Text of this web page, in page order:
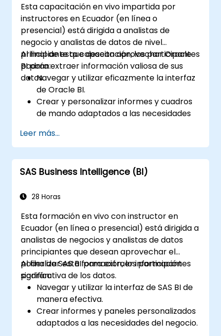
Esta capacitación en vivo impartida por
instructores en Ecuador (en línea o
presencial) está dirigida a analistas de
negocio y analistas de datos de nivel
principiante que desean aprovechar Oracle
BI para extraer información valiosa de sus
datos.
Al final de esta capacitación, los participantes
podrán:
Navegar y utilizar eficazmente la interfaz
de Oracle BI.
Crear y personalizar informes y cuadros
de mando adaptados a las necesidades
Realizar análisis ad hoc utilizando diversas
herramientas de BI.
Aprovechar funciones avanzadas para
una exploración integral de los datos.
Leer más...
SAS Business Intelligence (BI)
28 Horas
Esta formación en vivo con instructor en
Ecuador (en línea o presencial) está dirigida a
analistas de negocios y analistas de datos
principiantes que desean aprovechar el
poder de SAS BI para extraer información
significativa de los datos.
Al finalizar esta formación, los participantes
podrán:
Navegar y utilizar la interfaz de SAS BI de
manera efectiva.
Crear informes y paneles personalizados
adaptados a las necesidades del negocio.